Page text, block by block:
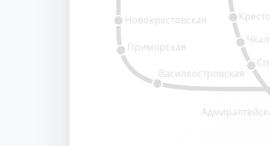
Василеостровская
Приморская
Новокрестовская